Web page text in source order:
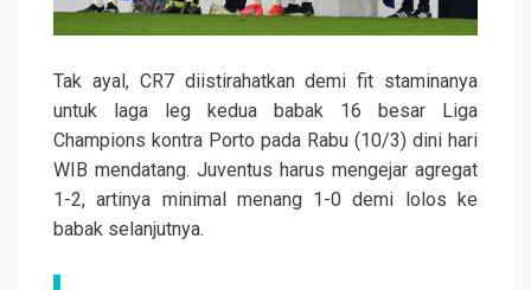
Tak ayal, CR7 diistirahatkan demi fit staminanya
untuk laga leg kedua babak 16 besar Liga
Champions kontra Porto pada Rabu (10/3) dini hari
WIB mendatang. Juventus harus mengejar agregat
1-2, artinya minimal menang 1-0 demi lolos ke
babak selanjutnya.